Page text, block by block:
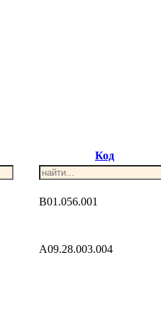
Код
B01.056.001
A09.28.003.004